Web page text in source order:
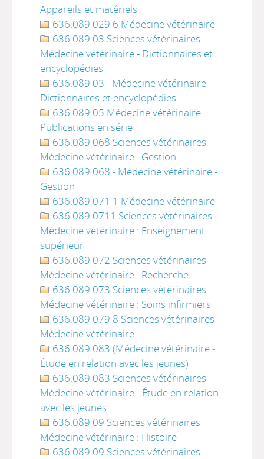
Appareils et matériels
636.089 029 6 Médecine vétérinaire
636.089 03 Sciences vétérinaires
Médecine vétérinaire - Dictionnaires et
encyclopédies
636.089 03 - Médecine vétérinaire -
Dictionnaires et encyclopédies
636.089 05 Médecine vétérinaire :
Publications en série
636.089 068 Sciences vétérinaires
Médecine vétérinaire : Gestion
636.089 068 - Médecine vétérinaire -
Gestion
636.089 071 1 Médecine vétérinaire
636.089 0711 Sciences vétérinaires
Médecine vétérinaire : Enseignement
supérieur
636.089 072 Sciences vétérinaires
Médecine vétérinaire : Recherche
636.089 073 Sciences vétérinaires
Médecine vétérinaire : Soins infirmiers
636.089 079 8 Sciences vétérinaires
Médecine vétérinaire
636.089 083 (Médecine vétérinaire -
Étude en relation avec les jeunes)
636.089 083 Sciences vétérinaires
Médecine vétérinaire - Étude en relation
avec les jeunes
636.089 09 Sciences vétérinaires
Médecine vétérinaire : Histoire
636.089 09 Sciences vétérinaires